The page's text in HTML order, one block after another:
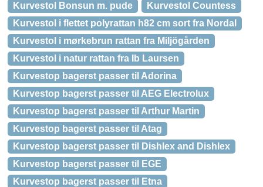
Kurvestol Bonsun m. pude
Kurvestol Countess
Kurvestol i flettet polyrattan h82 cm sort fra Nordal
Kurvestol i mørkebrun rattan fra Miljögården
Kurvestol i natur rattan fra Ib Laursen
Kurvestop bagerst passer til Adorina
Kurvestop bagerst passer til AEG Electrolux
Kurvestop bagerst passer til Arthur Martin
Kurvestop bagerst passer til Atag
Kurvestop bagerst passer til Dishlex and Dishlex
Kurvestop bagerst passer til EGE
Kurvestop bagerst passer til Etna